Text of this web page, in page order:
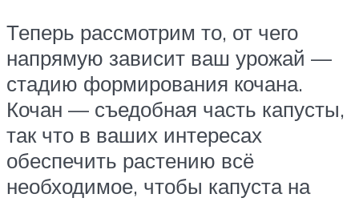
Теперь рассмотрим то, от чего
напрямую зависит ваш урожай —
стадию формирования кочана.
Кочан — съедобная часть капусты,
так что в ваших интересах
обеспечить растению всё
необходимое, чтобы капуста на